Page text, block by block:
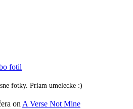
fotil
fotky. Priam umelecke :)
on A Verse Not Mine